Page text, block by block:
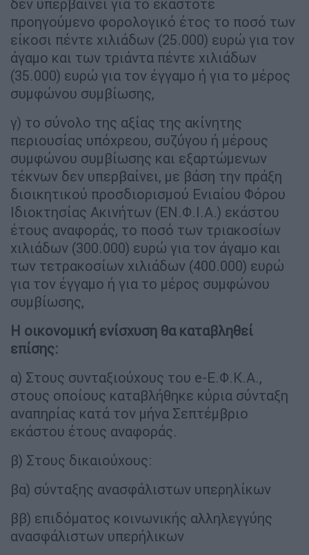
δεν υπερβαίνει για το εκάστοτε
προηγούμενο φορολογικό έτος το ποσό των
είκοσι πέντε χιλιάδων (25.000) ευρώ για τον
άγαμο και των τριάντα πέντε χιλιάδων
(35.000) ευρώ για τον έγγαμο ή για το μέρος
συμφώνου συμβίωσης,
γ) το σύνολο της αξίας της ακίνητης
περιουσίας υπόχρεου, συζύγου ή μέρους
συμφώνου συμβίωσης και εξαρτώμενων
τέκνων δεν υπερβαίνει, με βάση την πράξη
διοικητικού προσδιορισμού Ενιαίου Φόρου
Ιδιοκτησίας Ακινήτων (ΕΝ.Φ.Ι.Α.) εκάστου
έτους αναφοράς, το ποσό των τριακοσίων
χιλιάδων (300.000) ευρώ για τον άγαμο και
των τετρακοσίων χιλιάδων (400.000) ευρώ
για τον έγγαμο ή για το μέρος συμφώνου
συμβίωσης,
Η οικονομική ενίσχυση θα καταβληθεί
επίσης:
α) Στους συνταξιούχους του e-Ε.Φ.Κ.Α.,
στους οποίους καταβλήθηκε κύρια σύνταξη
αναπηρίας κατά τον μήνα Σεπτέμβριο
εκάστου έτους αναφοράς.
β) Στους δικαιούχους:
βα) σύνταξης ανασφάλιστων υπερηλίκων
ββ) επιδόματος κοινωνικής αλληλεγγύης
ανασφάλιστων υπερήλικων